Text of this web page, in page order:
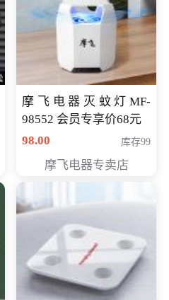
摩飞电器灭蚊灯MF-
98552 会员专享价68元
98.00
库存99
摩飞电器专卖店